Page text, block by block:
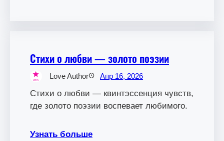
Стихи о любви — золото поэзии
Love Author Апр 16, 2026
Стихи о любви — квинтэссенция чувств,
где золото поэзии воспевает любимого.
Узнать больше